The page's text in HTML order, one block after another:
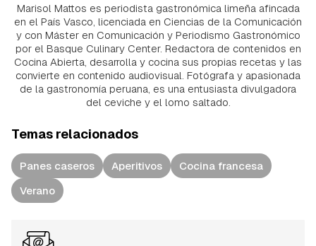
Marisol Mattos es periodista gastronómica limeña afincada
en el País Vasco, licenciada en Ciencias de la Comunicación
y con Máster en Comunicación y Periodismo Gastronómico
por el Basque Culinary Center. Redactora de contenidos en
Cocina Abierta, desarrolla y cocina sus propias recetas y las
convierte en contenido audiovisual. Fotógrafa y apasionada
de la gastronomía peruana, es una entusiasta divulgadora
del ceviche y el lomo saltado.
Temas relacionados
Panes caseros Aperitivos
Cocina francesa
Verano